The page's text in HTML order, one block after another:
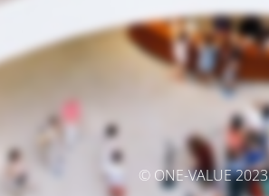
© ONE-VALUE 2023